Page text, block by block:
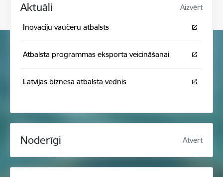
Aktuāli Aizvērt
Inovāciju vaučeru atbalsts
Atbalsta programmas eksporta veicināšanai
Latvijas biznesa atbalsta vednis
Noderīgi Atvērt